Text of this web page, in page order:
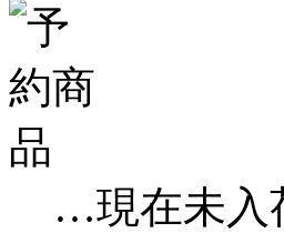
…現在未入